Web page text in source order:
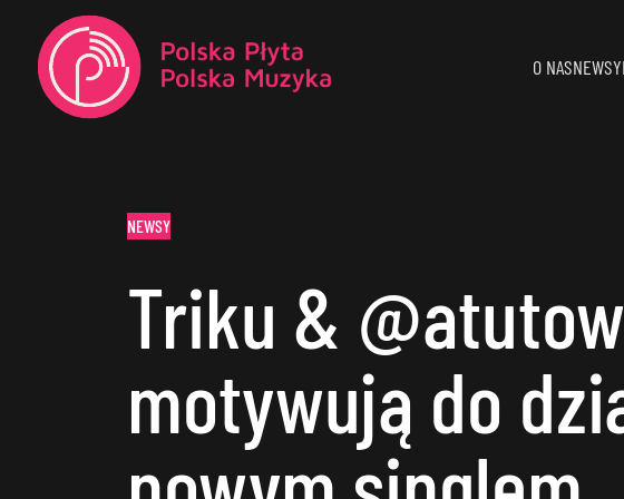
O NASNEWSY
NEWSY
Triku &
motywują do